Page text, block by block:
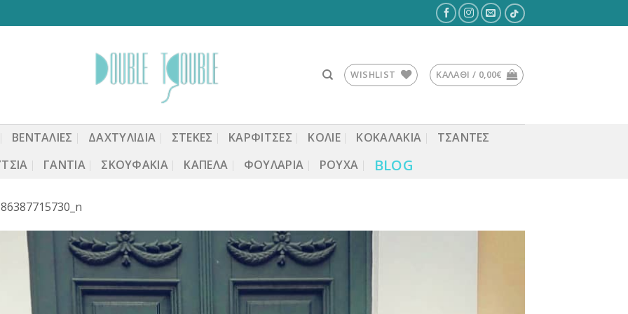
WISHLIST ΚΑΛΆΘΙ / 0,00€
ΒΕΝΤΆΛΙΕΣ ΔΑΧΤΥΛΙΔΙΑ ΣΤΈΚΕΣ ΚΑΡΦΙΤΣΕΣ ΚΟΛΙΕ ΚΟΚΑΛΆΚΙΑ
ΤΣΆΝΤΕΣ
ΓΆΝΤΙΑ ΣΚΟΥΦΆΚΙΑ ΚΑΠΈΛΑ ΦΟΥΛΆΡΙΑ ΡΟΎΧΑ BLOG